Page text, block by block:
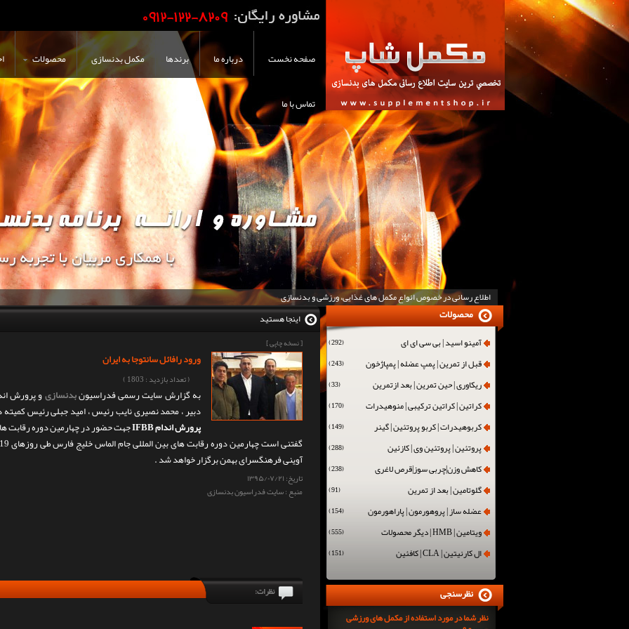
صفحه نخست درباره ما برندها مکمل بدنسازی محصولات
تماس با ما
اطلاع رسانی در خصوص انواع مکمل های غذایی، ورزشی و بدنسازی
اینجا هستید
[ نسخه چاپی ]
ورود رافائل سانتوجا به ایران
( تعداد بازدید : 1803 )
به گزارش سایت رسمی فدراسیونبدنسازیو پرورش
دبیر ، محمد نصیری نایب رئیس ، امید جبلی رئیس کمیته
پرورش اندام IFBB
جهت حضور در چهارمین دوره رقابت
آوینی فرهنگسرای بهمن برگزار خواهد شد .
تاریخ:۱۳۹۵/۰۷/۲۱
منبع : سایت فدراسیون بدنسازی
نظرات:
آمینو اسید | بی سی ای ای (292)
قبل از تمرین | پمپ عضله | پمپاژخون (243)
ریکاوری | حین تمرین | بعد ازتمرین (33)
کراتین | کراتین ترکیبی | منوهیدرات (170)
کربوهیدرات | کربو پروتئین | گینر (149)
پروتئین | پروتئین وی | کازئین (288)
کاهش وزن|چربی سوز|قرص لاغری (238)
گلوتامین | بعد از تمرین (91)
عضله ساز | پروهورمون | پاراهورمون (154)
ویتامین | HMB | دیگر محصولات (555)
ال کارنیتین | CLA | کافئین (151)
محصولات
نظر شما در مورد استفاده از مکمل های ورزشی
نظرسنجی